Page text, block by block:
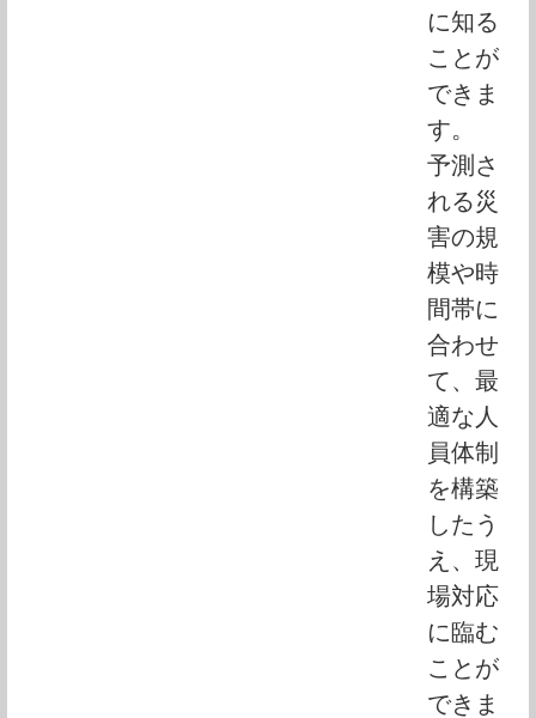
に知る
ことが
できま
す。
予測さ
れる災
害の規
模や時
間帯に
合わせ
て、最
適な人
員体制
を構築
したう
え、現
場対応
に臨む
ことが
できま